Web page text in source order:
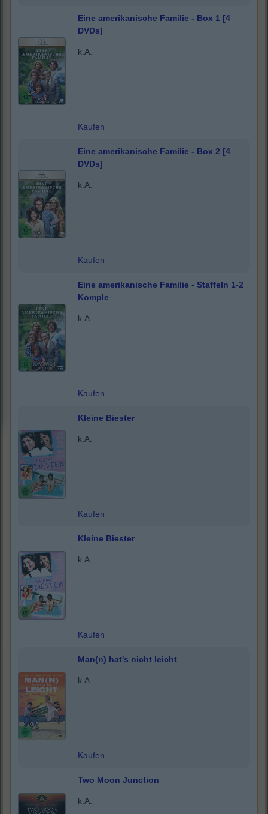
Eine amerikanische Familie - Box 1 [4
DVDs]
k.A.
Kaufen
Eine amerikanische Familie - Box 2 [4
DVDs]
k.A.
Kaufen
Eine amerikanische Familie - Staffeln 1-2
Komple
k.A.
Kaufen
Kleine Biester
k.A.
Kaufen
Kleine Biester
k.A.
Kaufen
Man(n) hat's nicht leicht
k.A.
Kaufen
Two Moon Junction
k.A.